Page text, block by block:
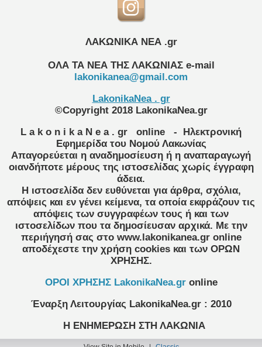
ΛΑΚΩΝΙΚΑ ΝΕΑ .gr
ΟΛΑ ΤΑ ΝΕΑ ΤΗΣ ΛΑΚΩΝΙΑΣ e-mail
lakonikanea@gmail.com
LakonikaNea . gr
©Copyright 2018 LakonikaNea.gr
L a k o n i k a N e a . gr
online
- Ηλεκτρονική
Εφημερίδα του Νομού Λακωνίας
Απαγορεύεται η αναδημοσίευση ή η αναπαραγωγή
οιανδήποτε μέρους της ιστοσελίδας χωρίς έγγραφη
άδεια.
Η ιστοσελίδα δεν ευθύνεται για άρθρα, σχόλια,
απόψεις και εν γένει κείμενα, τα οποία εκφράζουν τις
απόψεις των συγγραφέων τους ή και των
ιστοσελίδων που τα δημοσίευσαν αρχικά. Με την
περιήγησή σας στο www.lakonikanea.gr online
αποδέχεστε την χρήση cookies και των ΟΡΩΝ
ΧΡΗΣΗΣ.
OPOI XΡΗΣΗΣ LakonikaNea.gr online
Έναρξη Λειτουργίας LakonikaNea.gr : 2010
Η ΕΝΗΜΕΡΩΣΗ ΣΤΗ ΛΑΚΩΝΙΑ